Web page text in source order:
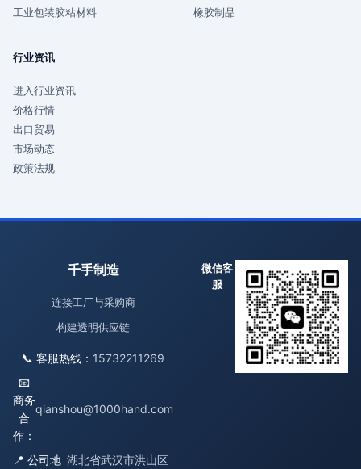
工业包装胶粘材料
橡胶制品
行业资讯
进入行业资讯
价格行情
出口贸易
市场动态
政策法规
千手制造
连接工厂与采购商
构建透明供应链
📞 客服热线： 15732211269
📧
商务
合
作：
qianshou@1000hand.com
📍 公司地 湖北省武汉市洪山区
微信客
服